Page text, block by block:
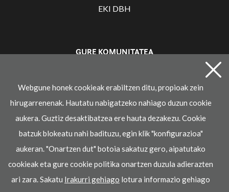
EKI DBH
GURE KOMUNITATEA
Lege oharra Pribatasun-politika Cookie politika
© 2021 Ikaselkar
Webgune honek cookieak erabiltzen ditu, propioak zein
hirugarrenenak. Hautatu nabigatzeko nahiago duzun cookie
aukera. Guztiz desaktibatzea ere hauta dezakezu. Cookie
batzuk blokeatu nahi badituzu, egin klik "konfigurazioa"
aukeran. "Onartzen dut" botoia sakatuz gero, aipatutako
cookieak eta gure cookie politika onartzen duzula adierazten
ari zara. Sakatu Irakurri gehiago lotura informazio gehiago